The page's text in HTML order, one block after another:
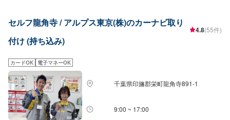
ンをご提案！>★お安く済ませたい…★お時間があまり取れない…などのご相
談もお気軽にどうぞ！【1】オファーにてお問い合わせ【2】お見積り【3】
お見積りにご納得いただければ作業開始【4】仕上がり次第納車-----納期につ
場合がございます。予めご了承ください。-----代車について-----代車をご用意
しています。お車の作業中は代車をご利用ください。※代車の燃料代はお客様
にご負担いただいております。-----ご来店時の注意、受付方法-----入庫の際は
お気をつけてお越しください。駐車スペースは事務所前の空いているスペー
スに駐車してください。受付はスタッフへ「メンテモで予約しました」とお
伝えください。ご案内いたします。【定休日・営業時間】定休日：年中無休
（大型連休のみ休み）営業時間：9:00~18:00
セルフ龍角寺 / アルプス東京(株)のカーナビ取り
付け (持ち込み)
4.8(55件)
カードOK 電子マネーOK
千葉県印旛郡栄町龍角寺891-1
9:00 ~ 17:00